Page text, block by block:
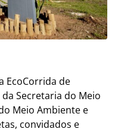
EcoCorrida de
Secretaria do Meio
Meio Ambiente e
convidados e